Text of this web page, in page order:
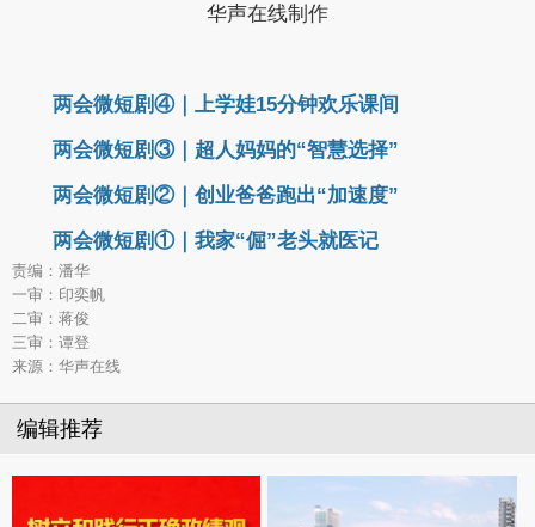
华声在线制作
两会微短剧④｜上学娃15分钟欢乐课间
两会微短剧③｜超人妈妈的“智慧选择”
两会微短剧②｜创业爸爸跑出“加速度”
两会微短剧①｜我家“倔”老头就医记
责编：潘华
一审：印奕帆
二审：蒋俊
三审：谭登
来源：华声在线
编辑推荐